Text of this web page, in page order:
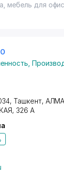
мебель для
Ташкент,
, 326 А